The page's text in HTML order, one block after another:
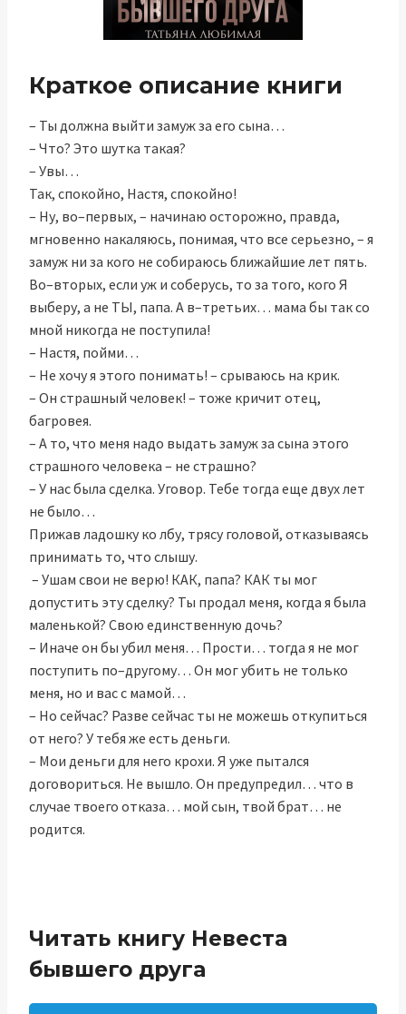
Краткое описание книги
– Ты должна выйти замуж за его сына…
– Что? Это шутка такая?
– Увы…
Так, спокойно, Настя, спокойно!
– Ну, во–первых, – начинаю осторожно, правда,
мгновенно накаляюсь, понимая, что все серьезно, – я
замуж ни за кого не собираюсь ближайшие лет пять.
Во–вторых, если уж и соберусь, то за того, кого Я
выберу, а не ТЫ, папа. А в–третьих… мама бы так со
мной никогда не поступила!
– Настя, пойми…
– Не хочу я этого понимать! – срываюсь на крик.
– Он страшный человек! – тоже кричит отец,
багровея.
– А то, что меня надо выдать замуж за сына этого
страшного человека – не страшно?
– У нас была сделка. Уговор. Тебе тогда еще двух лет
не было…
Прижав ладошку ко лбу, трясу головой, отказываясь
принимать то, что слышу.
– Ушам свои не верю! КАК, папа? КАК ты мог
допустить эту сделку? Ты продал меня, когда я была
маленькой? Свою единственную дочь?
– Иначе он бы убил меня… Прости… тогда я не мог
поступить по–другому… Он мог убить не только
меня, но и вас с мамой…
– Но сейчас? Разве сейчас ты не можешь откупиться
от него? У тебя же есть деньги.
– Мои деньги для него крохи. Я уже пытался
договориться. Не вышло. Он предупредил… что в
случае твоего отказа… мой сын, твой брат… не
родится.
Читать книгу Невеста
бывшего друга